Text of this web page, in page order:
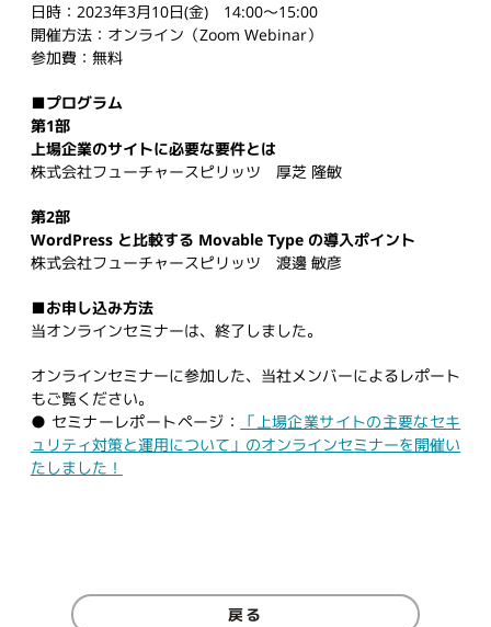
日時：2023年3月10日(金) 14:00〜15:00
開催方法：オンライン（Zoom Webinar）
参加費：無料
■プログラム
第1部
上場企業のサイトに必要な要件とは
株式会社フューチャースピリッツ 厚芝 隆敏
第2部
WordPress と比較する Movable Type の導入ポイント
株式会社フューチャースピリッツ 渡邊 敏彦
■お申し込み方法
当オンラインセミナーは、終了しました。
オンラインセミナーに参加した、当社メンバーによるレポート
もご覧ください。
● セミナーレポートページ：
「上場企業サイトの主要なセキ
ュリティ対策と運用について」のオンラインセミナーを開催い
たしました！
戻る